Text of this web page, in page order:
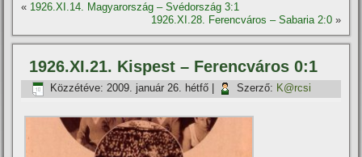
« 1926.XI.14. Magyarország – Svédország 3:1
1926.XI.28. Ferencváros – Sabaria 2:0»
1926.XI.21. Kispest – Ferencváros 0:1
Közzétéve: 2009. január 26. hétfő Szerző: K@rcsi